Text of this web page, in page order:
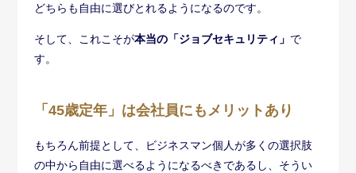
どちらも自由に選びとれるようになるのです。
そして、これこそが本当の「ジョブセキュリティ」 で
す。
「45歳定年」は会社員にもメリットあり
もちろん前提として、ビジネスマン個人が多くの選択肢
の中から自由に選べるようになるべきであるし、そうい